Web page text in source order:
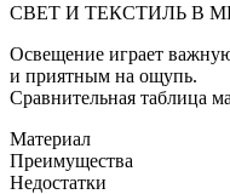
СВЕТ И ТЕКСТИЛЬ В
Освещение играет
и приятным на ощупь.
Сравнительная таблица
Материал
Преимущества
Недостатки